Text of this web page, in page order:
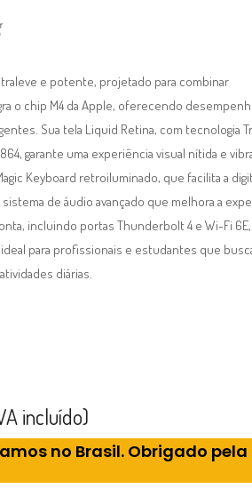
e potente, projetado para combinar
o chip M4 da Apple, oferecendo
Sua tela Liquid Retina, com tecnologia
garante uma experiência visual nítida e
Keyboard retroiluminado, que facilita a
de áudio avançado que melhora a
incluindo portas Thunderbolt 4 e Wi-Fi 6E,
para profissionais e estudantes que
diárias.
incluído)
no Brasil. Obrigado pela